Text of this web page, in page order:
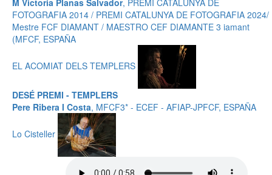
M Victoria Planas Salvador, PREMI CATALUNYA DE
FOTOGRAFIA 2014 / PREMI CATALUNYA DE FOTOGRAFIA 2024/
Mestre FCF DIAMANT / MAESTRO CEF DIAMANTE 3 iamant
(MFCF, ESPAÑA
EL ACOMIAT DELS TEMPLERS
DESÉ PREMI - TEMPLERS
Pere Ribera I Costa, MFCF3* - ECEF - AFIAP-JPFCF, ESPAÑA
Lo Cisteller